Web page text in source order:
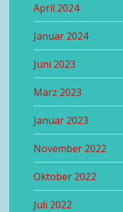
April 2024
Januar 2024
Juni 2023
März 2023
Januar 2023
November 2022
Oktober 2022
Juli 2022